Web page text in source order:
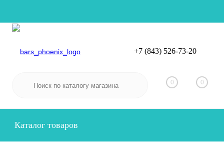
Вход
+7 (843) 526-73-20
0 0
Каталог товаров